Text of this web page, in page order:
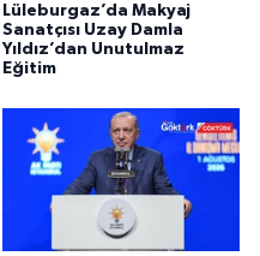
Lüleburgaz’da Makyaj
Sanatçısı Uzay Damla
Yıldız’dan Unutulmaz
Eğitim